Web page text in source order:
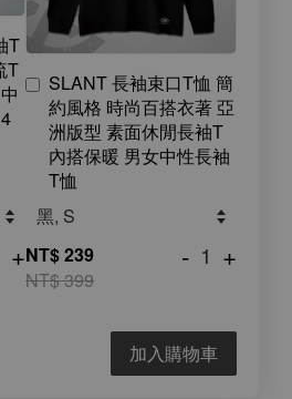
T
T
+
SLANT 長袖束口T恤 簡
約風格 時尚百搭衣著 亞
洲版型 素面休閒長袖T
內搭保暖 男女中性長袖
T恤
NT$ 239
NT$ 399
- +
加入購物車